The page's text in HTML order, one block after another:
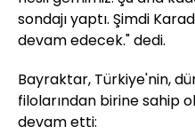
sondajı yaptı. Şimdi
devam edecek." dedi.
Bayraktar, Türkiye'nin,
filolarından birine sahip
devam etti: